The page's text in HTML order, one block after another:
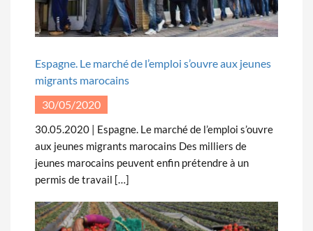
Espagne. Le marché de l’emploi s’ouvre aux jeunes
migrants marocains
30/05/2020
30.05.2020 | Espagne. Le marché de l’emploi s’ouvre
aux jeunes migrants marocains Des milliers de
jeunes marocains peuvent enfin prétendre à un
permis de travail […]